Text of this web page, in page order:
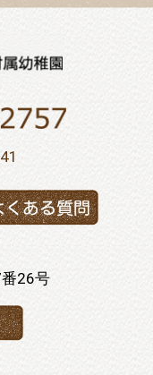
26号